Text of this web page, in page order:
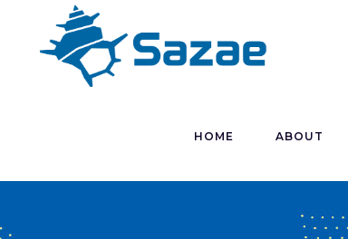
HOME ABOUT